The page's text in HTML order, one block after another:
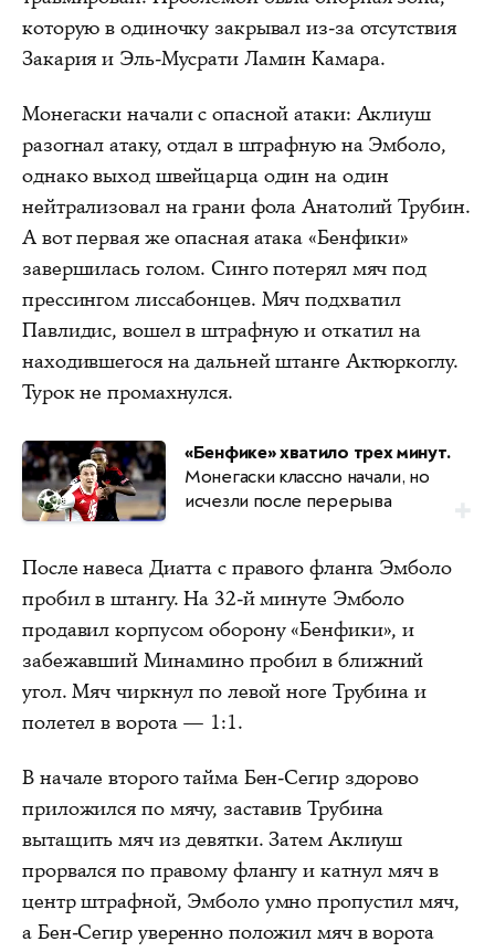
которую в одиночку закрывал из-за отсутствия
Закария и Эль-Мусрати Ламин Камара.
Монегаски начали с опасной атаки: Аклиуш
разогнал атаку, отдал в штрафную на Эмболо,
однако выход швейцарца один на один
нейтрализовал на грани фола Анатолий Трубин.
А вот первая же опасная атака «Бенфики»
завершилась голом. Синго потерял мяч под
прессингом лиссабонцев. Мяч подхватил
Павлидис, вошел в штрафную и откатил на
находившегося на дальней штанге Актюркоглу.
Турок не промахнулся.
«Бенфике» хватило трех минут.
Монегаски классно начали, но
исчезли после перерыва
После навеса Диатта с правого фланга Эмболо
пробил в штангу. На 32-й минуте Эмболо
продавил корпусом оборону «Бенфики», и
забежавший Минамино пробил в ближний
угол. Мяч чиркнул по левой ноге Трубина и
полетел в ворота — 1:1.
В начале второго тайма Бен-Сегир здорово
приложился по мячу, заставив Трубина
вытащить мяч из девятки. Затем Аклиуш
прорвался по правому флангу и катнул мяч в
центр штрафной, Эмболо умно пропустил мяч,
а Бен-Сегир уверенно положил мяч в ворота